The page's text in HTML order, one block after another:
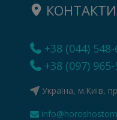
КОНТАКТИ
+38 (044)
+38 (097)
Україна, м.Київ,